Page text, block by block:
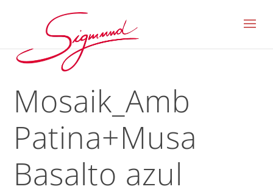
Mosaik_Amb
Patina+Musa
Basalto azul